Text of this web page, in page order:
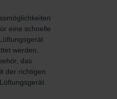
eine schnelle
werden.
das
der richtigen